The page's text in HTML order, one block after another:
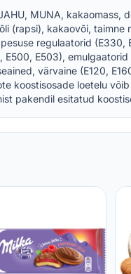
MUNA, kakaomass,
(rapsi), kakaovõi, taimne
regulaatorid (E330,
E503), emulgaatorid
värvaine (E120,
koostisosade loetelu
pakendil esitatud